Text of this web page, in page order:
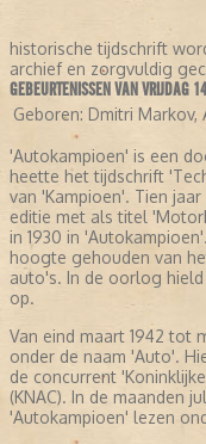
historische tijdschrift
archief en zorgvuldig
GEBEURTENISSEN VAN VRIJDAG
Geboren: Dmitri Markov,
'Autokampioen' is een
heette het tijdschrift
van 'Kampioen'. Tien
editie met als titel
in 1930 in
hoogte gehouden van
auto's. In de oorlog
op.
Van eind maart 1942 tot
onder de naam 'Auto'.
de concurrent
(KNAC). In de maanden
'Autokampioen' lezen